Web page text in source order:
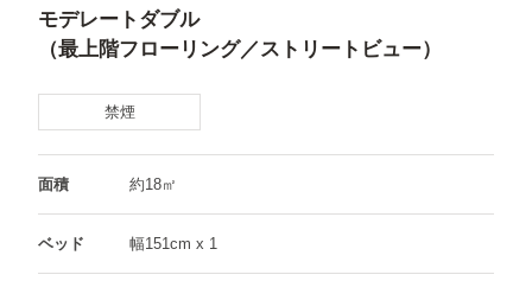
モデレートダブル
（最上階フローリング／ストリートビュー）
禁煙
面積 約18㎡
ベッド 幅151cm x 1